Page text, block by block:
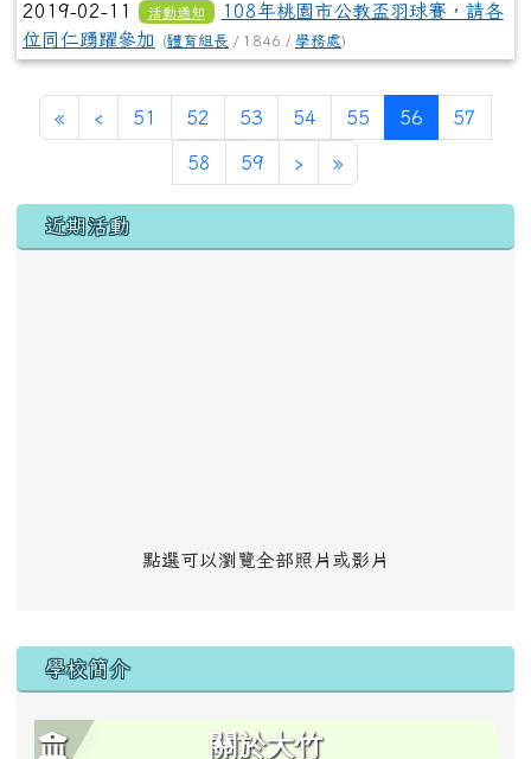
2019-02-11 活動通知
108年桃園市公教盃羽球賽，請各
位同仁踴躍參加
(體育組長 / 1846 / 學務處)
«第一頁
‹ 上一頁
51 52 53 54 55 56 (目前頁次)
57
58 59 ›下一頁
»最後頁
左邊區域內容
近期活動
點選可以瀏覽全部照片或影片
學校簡介
關於大竹